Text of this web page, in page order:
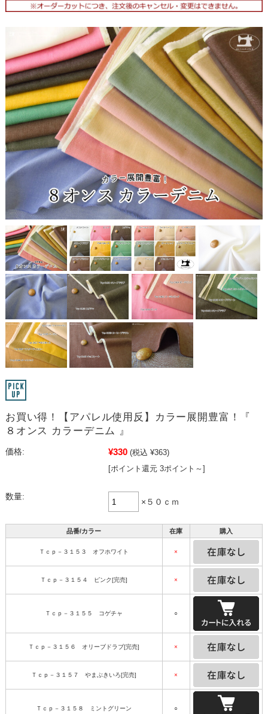
お買い得！【アパレル使用反】カラー展開豊富！『
８オンス カラーデニム 』
価格: ¥330 (税込 ¥363)
[ポイント還元 3ポイント～]
数量:
×５０ｃｍ
品番/カラー 在庫 購入
Ｔｃｐ－３１５３ オフホワイト ×
Ｔｃｐ－３１５４ ピンク[完売] ×
Ｔｃｐ－３１５５ コゲチャ ○
Ｔｃｐ－３１５６ オリーブドラブ[完売] ×
Ｔｃｐ－３１５７ やまぶきいろ[完売] ×
Ｔｃｐ－３１５８ ミントグリーン ○